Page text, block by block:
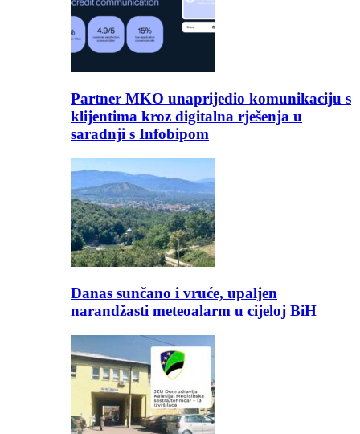
Partner MKO unaprijedio komunikaciju s
klijentima kroz digitalna rješenja u
saradnji s Infobipom
Danas sunčano i vruće, upaljen
narandžasti meteoalarm u cijeloj BiH